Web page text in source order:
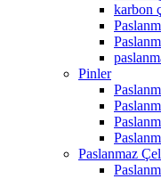
karbon
Pinler
Paslanmaz